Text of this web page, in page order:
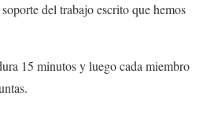
del trabajo escrito que hemos
15 minutos y luego cada miembro